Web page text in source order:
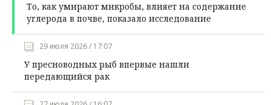
То, как умирают микробы, влияет на содержание
углерода в почве, показало исследование
29 июля 2026 / 17:07
У пресноводных рыб впервые нашли
передающийся рак